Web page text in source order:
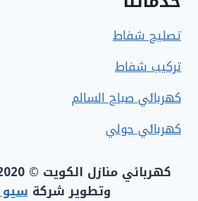
تصليح شفاط
تركيب شفاط
كهربائي صباح السالم
كهربائي حولي
وتطوير شركةسيو